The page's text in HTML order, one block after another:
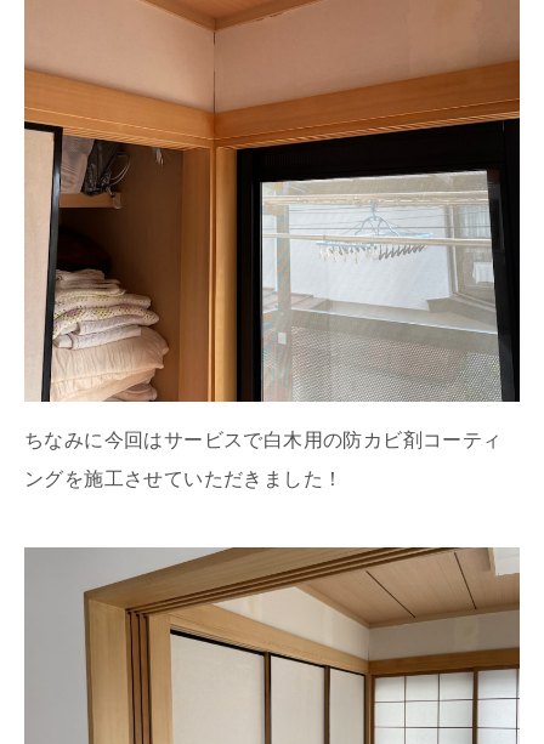
ちなみに今回はサービスで白木用の防カビ剤コーティ
ングを施工させていただきました！